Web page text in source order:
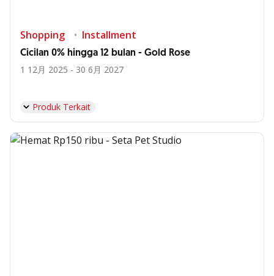
Shopping Installment
Cicilan 0% hingga 12 bulan - Gold Rose
1 12月 2025 - 30 6月 2027
Produk Terkait